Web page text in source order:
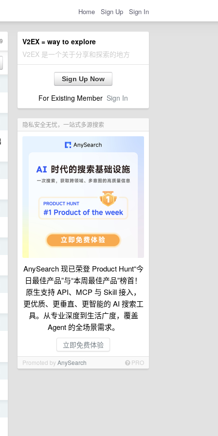
Home Sign Up Sign In
V2EX = way to explore
V2EX 是一个关于分享和探索的地方
Sign Up Now
For Existing Member Sign In
隐私安全无忧，一站式多源搜索
AnySearch 现已荣登 Product Hunt“今
日最佳产品”与“本周最佳产品”榜首！
原生支持 API、MCP 与 Skill 接入，
更优质、更垂直、更智能的 AI 搜索工
具。从专业深度到生活广度，覆盖
Agent 的全场景需求。
立即免费体验
Promoted byAnySearch PRO